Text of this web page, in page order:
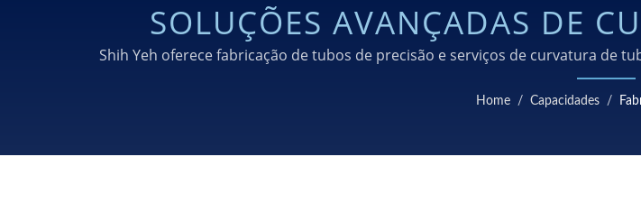
SOLUÇÕES AVANÇADAS DE
DIVERSAS
Shih Yeh oferece fabricação de tubos de precisão e serviços de curvatura de
de automóveis, médicos, aeroespaciais e de motocicletas com
Home / Capacidades /